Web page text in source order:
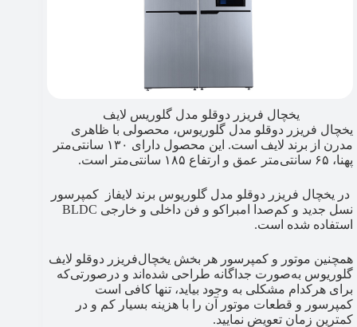
یخچال فریزر دوقلو مدل گلوریس لایف
یخچال فریزر دوقلو مدل گلوریوس، محصولی با ظاهری
مدرن از برند لایف است. این محصول دارای ۱۳۰ سانتی‌متر
پهنا، ۶۵ سانتی‌متر عمق و ارتفاع ۱۸۵ سانتی‌متر است.
در یخچال فریزر دوقلو مدل گلوریوس برند لایفاز كمپرسور
نسل جديد و كم‌صدا امبراكو و فن داخلی و خارجی BLDC
استفاده شده است.
همچنین موتور و کمپرسور هر بخش یخچال‌فریزر دوقلو لایف
گلوریوس به‌صورت جداگانه طراحی شده‌اند و درصورتی‌که
برای هرکدام مشکلی به وجود بیاید، تنها کافی است
کمپرسور و قطعات موتور آن را با هزینه بسیار کم و در
کمترین زمان تعویض نمایید.